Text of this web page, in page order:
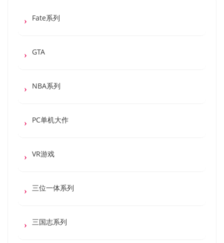
Fate系列
GTA
NBA系列
PC单机大作
VR游戏
三位一体系列
三国志系列